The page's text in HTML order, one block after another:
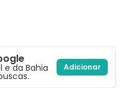
e da Bahia Adicionar